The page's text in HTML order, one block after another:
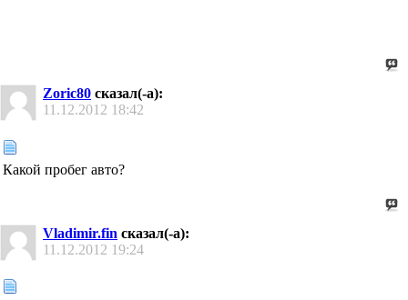
Zoric80 сказал(-а):
11.12.2012 18:42
Какой пробег авто?
Vladimir.fin сказал(-а):
11.12.2012 19:24